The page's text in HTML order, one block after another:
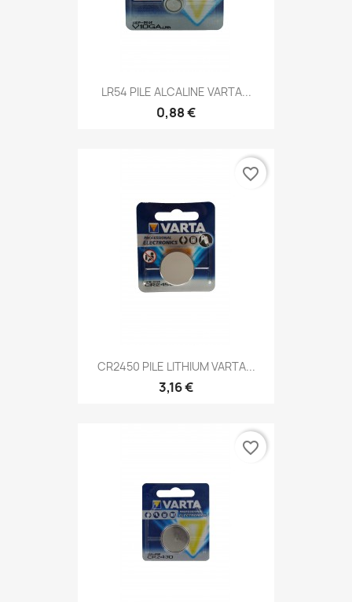
LR54 PILE ALCALINE VARTA...
0,88 €
CR2450 PILE LITHIUM VARTA...
3,16 €
favorite_border
favorite_border